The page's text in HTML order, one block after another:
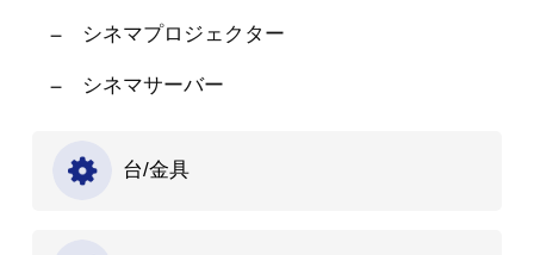
シネマプロジェクター
シネマサーバー
台/金具